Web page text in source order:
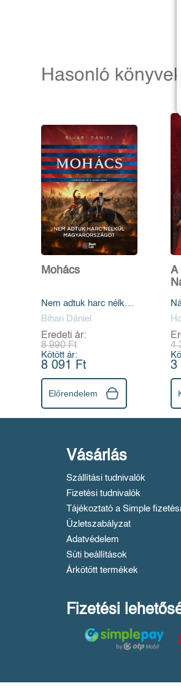
Hasonló könyvek
Mohács
Nem adtuk harc nélkül
Magyarországot
Bihari Dániel
Eredeti ár:
8 990 Ft
Kötött ár:
8 091 Ft
Előrendelem
A
4
3
Vásárlás
Szállítási tudnivalók
Fizetési tudnivalók
Tájékoztató a Simple
Üzletszabályzat
Adatvédelem
Süti beállítások
Árkötött termékek
Fizetési